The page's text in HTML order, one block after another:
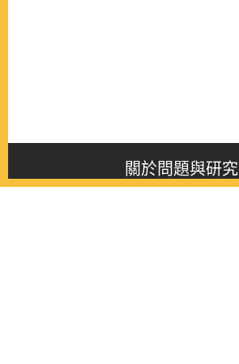
關於問題與研究
About this journal